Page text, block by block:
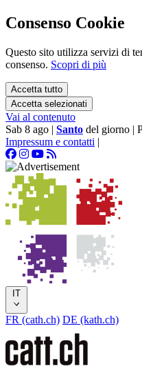
Consenso Cookie
Questo sito utilizza servizi di
consenso. Scopri di più
Accetta tutto
Accetta selezionati
Vai al contenuto
Sab 8 ago | Santo del giorno |
Impressum e contatti |
IT
FR (cath.ch) DE (kath.ch)